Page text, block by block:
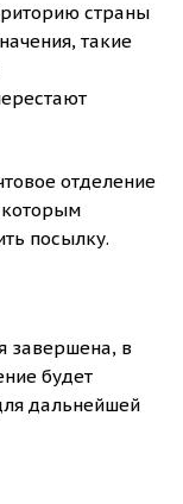
страны
такие
отделение
посылку.
завершена, в
будет
дальнейшей